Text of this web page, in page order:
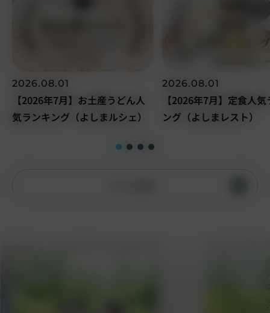
【2026年7月】お土産うどん人
気ランキング（よしまルシェ）
2026.08.01
【2026年7月】定食人
ング（よしまレスト）
2026.08.01